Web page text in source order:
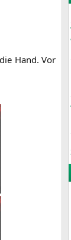
Hand. Vor